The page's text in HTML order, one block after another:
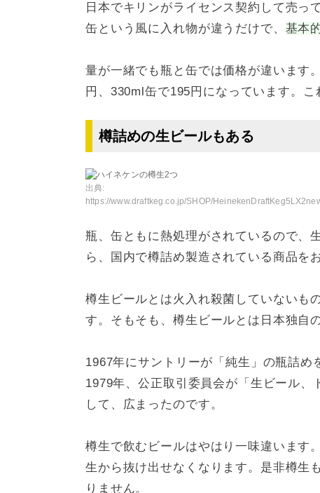
日本でキリンがライセンス契約して売っ
缶という風に入れ物が違うだけで、 基本
量が一緒でも瓶と缶では価格が違います
円、330ml缶で195円になっています。こ
樽詰めの生ビールもある
出典:
https://www.draftkeg.co.jp/SHOP/
瓶、缶ともに熱処理がされているので、
ら、国内で樽詰め製造されている商品を
樽生ビールとは火入れ殺菌していないも
す。そもそも、樽生ビールとは日本独自
1967年にサントリーが「純生」の瓶詰め
1979年、公正取引委員会が「生ビール
して、広まったのです。
樽生で飲むビールはやはり一味違います
生から抜け出せなくなります。是非樽生
りません。